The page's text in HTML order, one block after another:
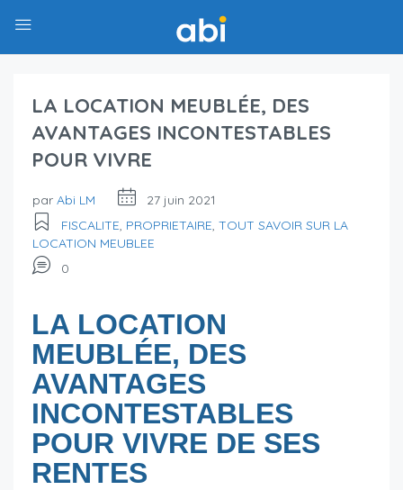
LA LOCATION MEUBLÉE, DES
AVANTAGES INCONTESTABLES
POUR VIVRE
par Abi LM
27 juin 2021
FISCALITE, PROPRIETAIRE, TOUT SAVOIR SUR LA
LOCATION MEUBLEE
0
LA LOCATION
MEUBLÉE, DES
AVANTAGES
INCONTESTABLES
POUR VIVRE DE SES
RENTES